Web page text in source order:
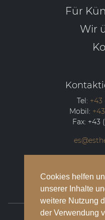
Cookies helfen
unserer Inhalte
weitere Nutzung
der Verwendung
Für
Wir
Tel: +43
Mobil:
Fax: +43
2340